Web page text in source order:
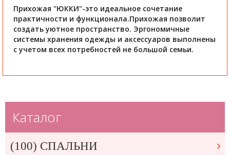
Прихожая "ЮККИ"-это идеальное сочетание
практичности и функционала.Прихожая позволит
создать уютное пространство. Эргономичные
системы хранения одежды и аксессуаров выполнены
с учетом всех потребностей не большой семьи.
Каталог
(100) СПАЛЬНИ